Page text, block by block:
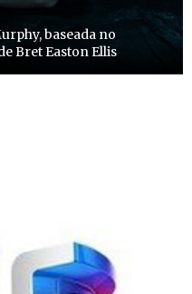
baseada no
Bret Easton Ellis